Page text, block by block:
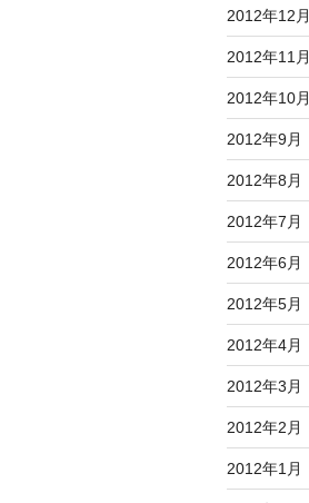
2012年12月
2012年11月
2012年10月
2012年9月
2012年8月
2012年7月
2012年6月
2012年5月
2012年4月
2012年3月
2012年2月
2012年1月